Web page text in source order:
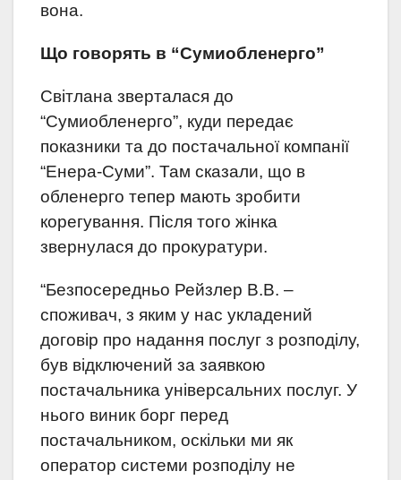
вона.
Що говорять в “Сумиобленерго”
Світлана зверталася до
“Сумиобленерго”, куди передає
показники та до постачальної компанії
“Енера-Суми”. Там сказали, що в
обленерго тепер мають зробити
корегування. Після того жінка
звернулася до прокуратури.
“Безпосередньо Рейзлер В.В. –
споживач, з яким у нас укладений
договір про надання послуг з розподілу,
був відключений за заявкою
постачальника універсальних послуг. У
нього виник борг перед
постачальником, оскільки ми як
оператор системи розподілу не